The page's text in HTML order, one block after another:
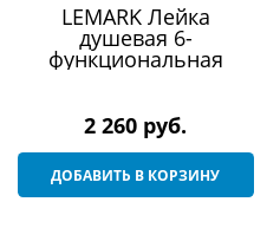
LEMARK Лейка
душевая 6-
функциональная
2 260 руб.
ДОБАВИТЬ В КОРЗИНУ